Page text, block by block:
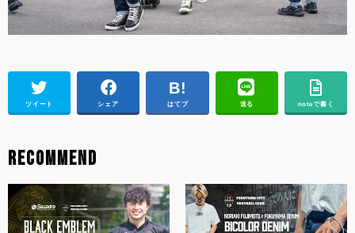
ツイート シェア はてブ 送る noteで書く
RECOMMEND